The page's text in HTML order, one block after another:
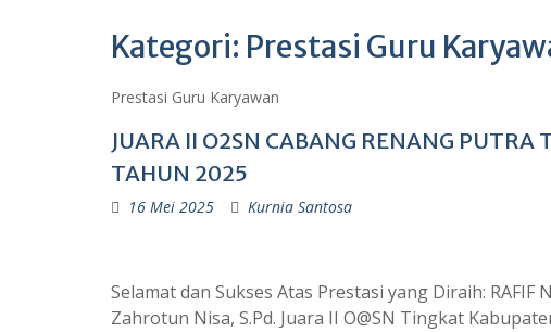
Kategori: Prestasi Guru
Prestasi Guru Karyawan
JUARA II O2SN CABANG RENANG
TAHUN 2025
16 Mei 2025 Kurnia Santosa
Selamat dan Sukses Atas Prestasi yang Diraih: RAFIF
Zahrotun Nisa, S.Pd. Juara II O@SN Tingkat